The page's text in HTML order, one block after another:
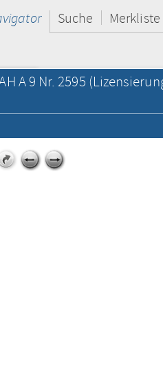
Suche Merkliste
A 9 Nr. 2595